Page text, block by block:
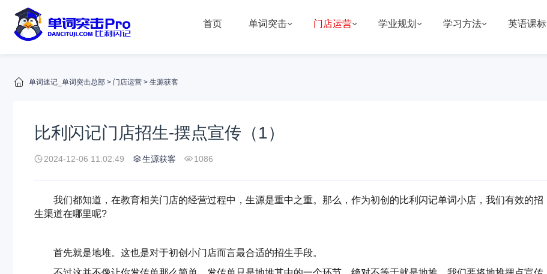
首页 单词突击 门店运营 学业规划 学习方法 英语课标
单词速记_单词突击总部 > 门店运营 > 生源获客
比利闪记门店招生-摆点宣传（1）
2024-12-06 11:02:49 生源获客 1086
我们都知道，在教育相关门店的经营过程中，生源是重中之重。 那么，作为初创的比利闪记单词小店，我们有效的招
生渠道在哪里呢?
首先就是地堆。这也是对于初创小门店而言最合适的招生手段。